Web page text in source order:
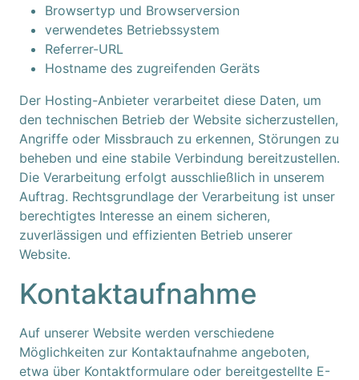
Browsertyp und Browserversion
verwendetes Betriebssystem
Referrer-URL
Hostname des zugreifenden Geräts
Der Hosting-Anbieter verarbeitet diese Daten, um
den technischen Betrieb der Website sicherzustellen,
Angriffe oder Missbrauch zu erkennen, Störungen zu
beheben und eine stabile Verbindung bereitzustellen.
Die Verarbeitung erfolgt ausschließlich in unserem
Auftrag. Rechtsgrundlage der Verarbeitung ist unser
berechtigtes Interesse an einem sicheren,
zuverlässigen und effizienten Betrieb unserer
Website.
Kontaktaufnahme
Auf unserer Website werden verschiedene
Möglichkeiten zur Kontaktaufnahme angeboten,
etwa über Kontaktformulare oder bereitgestellte E-